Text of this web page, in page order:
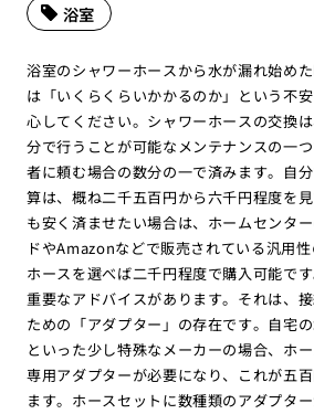
浴室
浴室のシャワーホースから水が漏れ始め
は「いくらくらいかかるのか」という不
心してください。シャワーホースの交換
分で行うことが可能なメンテナンスの一
者に頼む場合の数分の一で済みます。自
算は、概ね二千五百円から六千円程度を
も安く済ませたい場合は、ホームセンタ
ドやAmazonなどで販売されている汎用
ホースを選べば二千円程度で購入可能で
重要なアドバイスがあります。それは、
ための「アダプター」の存在です。自宅
といった少し特殊なメーカーの場合、ホ
専用アダプターが必要になり、これが五
ます。ホースセットに数種類のアダプタ